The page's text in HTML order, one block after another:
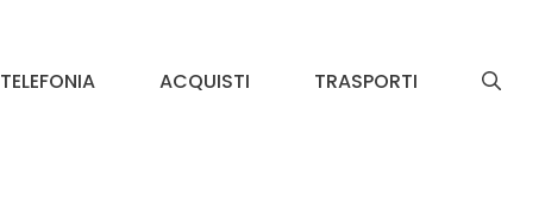
TELEFONIA ACQUISTI TRASPORTI